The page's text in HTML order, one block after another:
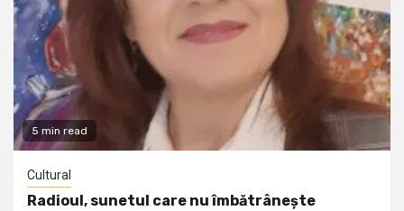
5 min read
Cultural
Radioul, sunetul care nu îmbătrânește